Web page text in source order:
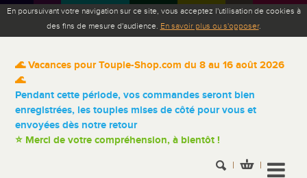
En poursuivant votre navigation sur ce site, vous acceptez l'utilisation de cookies à
des fins de mesure d'audience. En savoir plus ou s'opposer.
🌊 Vacances pour Toupie-Shop.com du 8 au 16 août 2026
🌊
Pendant cette période, vos commandes seront bien
enregistrées, les toupies mises de côté pour vous et
envoyées dès notre retour
⭐ Merci de votre compréhension, à bientôt !